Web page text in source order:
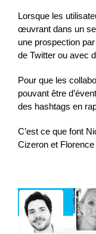
Lorsque les
œuvrant dans un
une prospection
de Twitter ou avec
Pour que les
pouvant être
des hashtags en
C’est ce que font
Cizeron et Florence